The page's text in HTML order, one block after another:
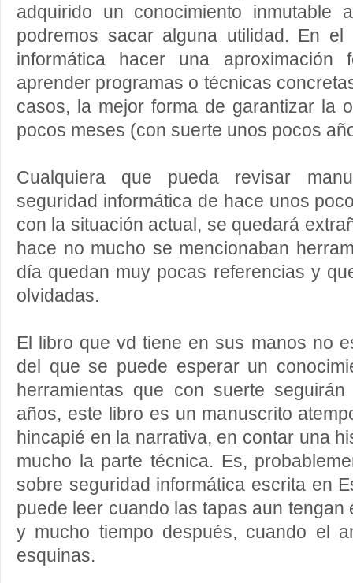
adquirido un conocimiento inmutable
podremos sacar alguna utilidad. En
informática hacer una aproximación
aprender programas o técnicas
casos, la mejor forma de garantizar la
pocos meses (con suerte unos pocos
Cualquiera que pueda revisar
seguridad informática de hace unos
con la situación actual, se quedará
hace no mucho se mencionaban
día quedan muy pocas referencias y
olvidadas.
El libro que vd tiene en sus manos no
del que se puede esperar un
herramientas que con suerte
años, este libro es un manuscrito
hincapié en la narrativa, en contar una
mucho la parte técnica. Es,
sobre seguridad informática escrita en
puede leer cuando las tapas aun tengan
y mucho tiempo después, cuando el
esquinas.